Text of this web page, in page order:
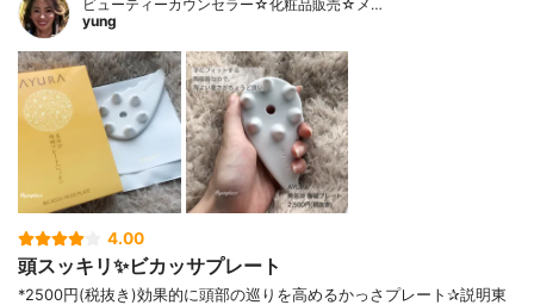
ビューティーカウンセラー☆化粧品販売☆メ…
yung
4.00
頭スッキリ✨ビカッサプレート
*⁡2500円(税抜き)⁡効果的に頭部の巡りを高めるかっさプレート⁡✰︎説明⁡東